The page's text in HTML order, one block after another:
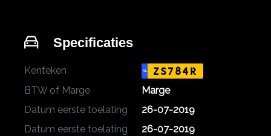
Specificaties
Kenteken NL ZS784R
BTW of Marge
Marge
Datum eerste toelating
26-07-2019
Datum eerste toelating
26-07-2019